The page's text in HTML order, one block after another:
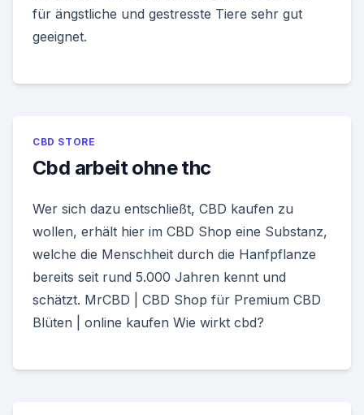
für ängstliche und gestresste Tiere sehr gut
geeignet.
CBD STORE
Cbd arbeit ohne thc
Wer sich dazu entschließt, CBD kaufen zu
wollen, erhält hier im CBD Shop eine Substanz,
welche die Menschheit durch die Hanfpflanze
bereits seit rund 5.000 Jahren kennt und
schätzt. MrCBD | CBD Shop für Premium CBD
Blüten | online kaufen Wie wirkt cbd?